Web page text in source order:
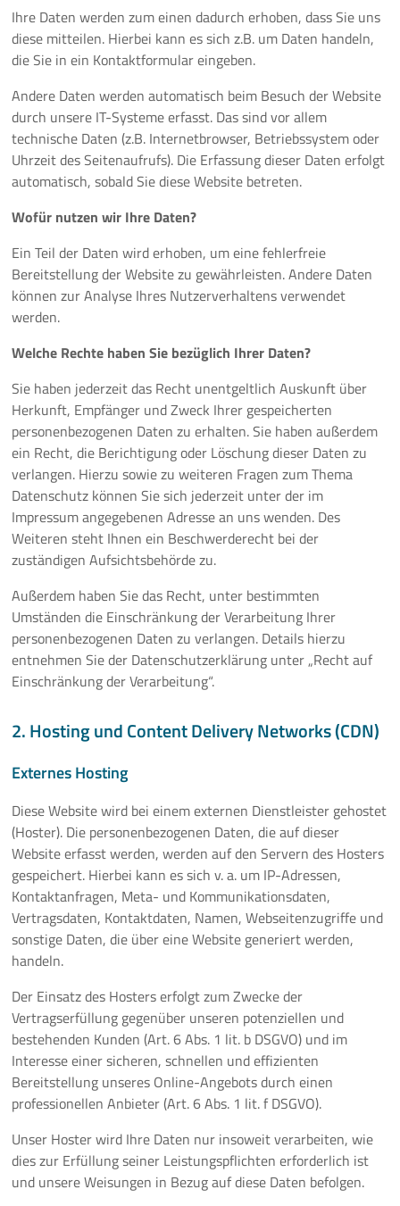
LinkedIn
Instagram
English
Ihre Daten werden zum einen dadurch erhoben, dass Sie uns
diese mitteilen. Hierbei kann es sich z.B. um Daten handeln,
die Sie in ein Kontaktformular eingeben.
Andere Daten werden automatisch beim Besuch der Website
durch unsere IT-Systeme erfasst. Das sind vor allem
technische Daten (z.B. Internetbrowser, Betriebssystem oder
Uhrzeit des Seitenaufrufs). Die Erfassung dieser Daten erfolgt
automatisch, sobald Sie diese Website betreten.
Wofür nutzen wir Ihre Daten?
Ein Teil der Daten wird erhoben, um eine fehlerfreie
Bereitstellung der Website zu gewährleisten. Andere Daten
können zur Analyse Ihres Nutzerverhaltens verwendet
werden.
Welche Rechte haben Sie bezüglich Ihrer Daten?
Sie haben jederzeit das Recht unentgeltlich Auskunft über
Herkunft, Empfänger und Zweck Ihrer gespeicherten
personenbezogenen Daten zu erhalten. Sie haben außerdem
ein Recht, die Berichtigung oder Löschung dieser Daten zu
verlangen. Hierzu sowie zu weiteren Fragen zum Thema
Datenschutz können Sie sich jederzeit unter der im
Impressum angegebenen Adresse an uns wenden. Des
Weiteren steht Ihnen ein Beschwerderecht bei der
zuständigen Aufsichtsbehörde zu.
Außerdem haben Sie das Recht, unter bestimmten
Umständen die Einschränkung der Verarbeitung Ihrer
personenbezogenen Daten zu verlangen. Details hierzu
entnehmen Sie der Datenschutzerklärung unter „Recht auf
Einschränkung der Verarbeitung“.
2. Hosting und Content Delivery Networks (CDN)
Externes Hosting
Diese Website wird bei einem externen Dienstleister gehostet
(Hoster). Die personenbezogenen Daten, die auf dieser
Website erfasst werden, werden auf den Servern des Hosters
gespeichert. Hierbei kann es sich v. a. um IP-Adressen,
Kontaktanfragen, Meta- und Kommunikationsdaten,
Vertragsdaten, Kontaktdaten, Namen, Webseitenzugriffe und
sonstige Daten, die über eine Website generiert werden,
handeln.
Der Einsatz des Hosters erfolgt zum Zwecke der
Vertragserfüllung gegenüber unseren potenziellen und
bestehenden Kunden (Art. 6 Abs. 1 lit. b DSGVO) und im
Interesse einer sicheren, schnellen und effizienten
Bereitstellung unseres Online-Angebots durch einen
professionellen Anbieter (Art. 6 Abs. 1 lit. f DSGVO).
Unser Hoster wird Ihre Daten nur insoweit verarbeiten, wie
dies zur Erfüllung seiner Leistungspflichten erforderlich ist
und unsere Weisungen in Bezug auf diese Daten befolgen.